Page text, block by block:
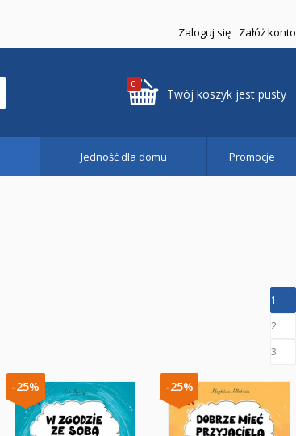
Zaloguj się Załóż konto
0
Twój koszyk jest pusty
Jedność dla domu Promocje
1
2
3
-25% -25%